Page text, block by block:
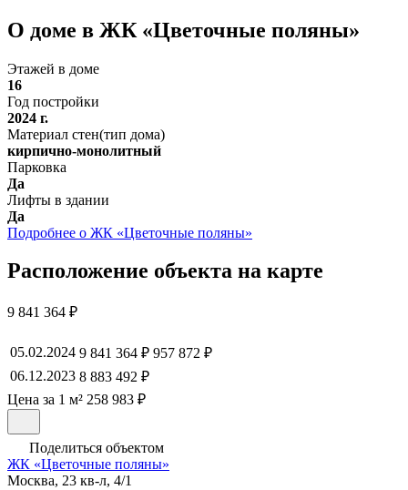
О доме в ЖК «Цветочные поляны»
Этажей в доме
16
Год постройки
2024 г.
Материал стен(тип дома)
кирпично-монолитный
Парковка
Да
Лифты в здании
Да
Подробнее о ЖК «Цветочные поляны»
Расположение объекта на карте
9 841 364 ₽
05.02.2024 9 841 364 ₽ 957 872 ₽
06.12.2023 8 883 492 ₽
Цена за 1 м² 258 983 ₽
Поделиться объектом
ЖК «Цветочные поляны»
Москва, 23 кв-л, 4/1